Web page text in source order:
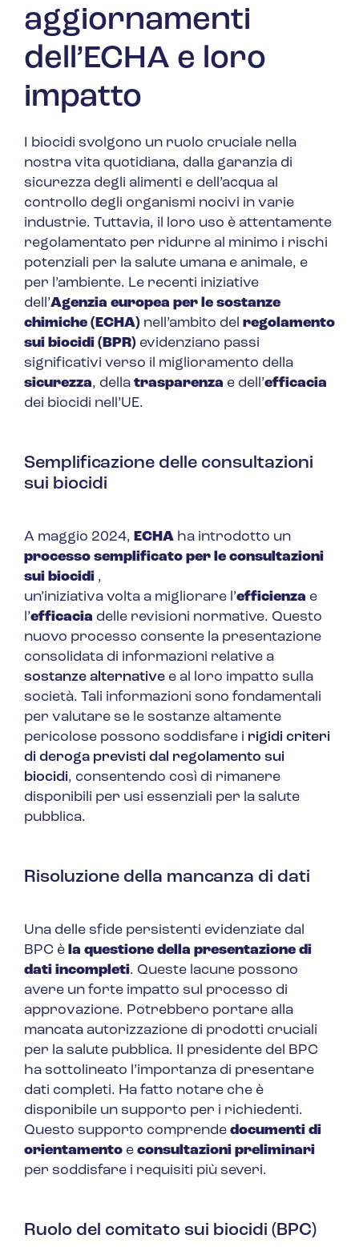
aggiornamenti
dell’ECHA e loro
impatto
I biocidi svolgono un ruolo cruciale nella
nostra vita quotidiana, dalla garanzia di
sicurezza degli alimenti e dell’acqua al
controllo degli organismi nocivi in varie
industrie. Tuttavia, il loro uso è attentamente
regolamentato per ridurre al minimo i rischi
potenziali per la salute umana e animale, e
per l’ambiente. Le recenti iniziative
dell’Agenzia europea per le sostanze
chimiche (ECHA) nell’ambito del regolamento
sui biocidi (BPR) evidenziano passi
significativi verso il miglioramento della
sicurezza, della trasparenza e dell’efficacia
dei biocidi nell’UE.
Semplificazione delle consultazioni
sui biocidi
A maggio 2024, ECHA ha introdotto un
processo semplificato per le consultazioni
sui biocidi ,
un’iniziativa volta a migliorare l’efficienza e
l’efficacia delle revisioni normative. Questo
nuovo processo consente la presentazione
consolidata di informazioni relative a
sostanze alternative e al loro impatto sulla
società. Tali informazioni sono fondamentali
per valutare se le sostanze altamente
pericolose possono soddisfare i rigidi criteri
di deroga previsti dal regolamento sui
biocidi, consentendo così di rimanere
disponibili per usi essenziali per la salute
pubblica.
Risoluzione della mancanza di dati
Una delle sfide persistenti evidenziate dal
BPC è la questione della presentazione di
dati incompleti. Queste lacune possono
avere un forte impatto sul processo di
approvazione. Potrebbero portare alla
mancata autorizzazione di prodotti cruciali
per la salute pubblica. Il presidente del BPC
ha sottolineato l’importanza di presentare
dati completi. Ha fatto notare che è
disponibile un supporto per i richiedenti.
Questo supporto comprende documenti di
orientamento e consultazioni preliminari
per soddisfare i requisiti più severi.
Ruolo del comitato sui biocidi (BPC)